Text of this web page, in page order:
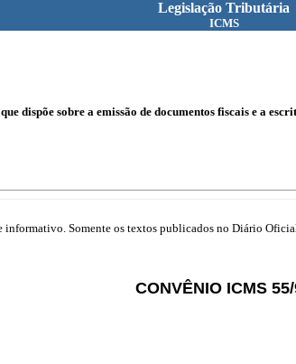
Legislação Tributária
ICMS
dispõe sobre a emissão de documentos fiscais e a
informativo. Somente os textos publicados no Diário
CONVÊNIO ICMS